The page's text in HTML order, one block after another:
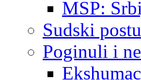
MSP:
Sudski
Poginuli i